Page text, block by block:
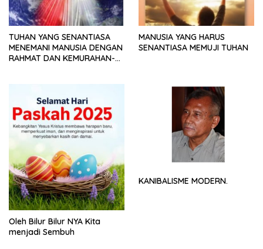
TUHAN YANG SENANTIASA
MENEMANI MANUSIA DENGAN
RAHMAT DAN KEMURAHAN-
MANUSIA YANG HARUS
SENANTIASA MEMUJI TUHAN
Oleh Bilur Bilur NYA Kita
menjadi Sembuh
KANIBALISME MODERN.